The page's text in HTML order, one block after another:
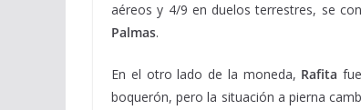
aéreos y 4/9 en duelos terrestres, se
Palmas.
En el otro lado de la moneda, Rafita
boquerón, pero la situación a pierna